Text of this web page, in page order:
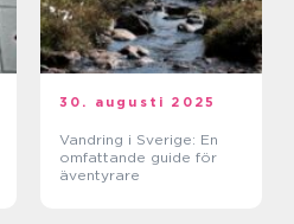
30. augusti 2025
Vandring i Sverige: En
omfattande guide för
äventyrare